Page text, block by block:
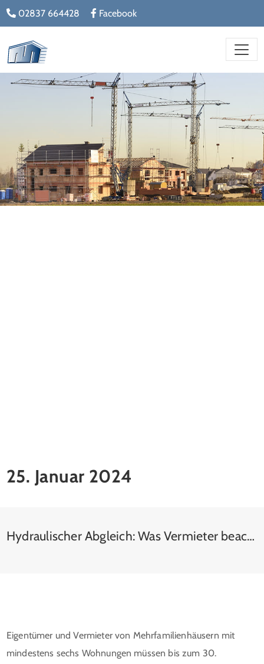
02837 664428 Facebook
25. Januar 2024
Hydraulischer Abgleich: Was Vermieter beachten müssen
Eigentümer und Vermieter von Mehrfamilienhäusern mit
mindestens sechs Wohnungen müssen bis zum 30.